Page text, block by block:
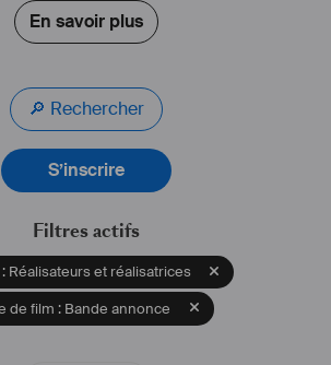
En savoir plus
🔎 Rechercher
S’inscrire
Filtres actifs
Réalisateurs et réalisatrices
de film : Bande annonce